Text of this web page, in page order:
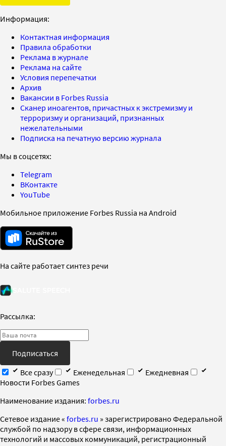
Информация:
Контактная информация
Правила обработки
Реклама в журнале
Реклама на сайте
Условия перепечатки
Архив
Вакансии в Forbes Russia
Сканер иноагентов, причастных к экстремизму и
терроризму и организаций, признанных
нежелательными
Подписка на печатную версию журнала
Мы в соцсетях:
Telegram
ВКонтакте
YouTube
Мобильное приложение Forbes Russia на Android
На сайте работает синтез речи
Рассылка:
Подписаться
Все сразу
Еженедельная
Ежедневная
Новости Forbes Games
Наименование издания: forbes.ru
Cетевое издание « forbes.ru » зарегистрировано Федеральной
службой по надзору в сфере связи, информационных
технологий и массовых коммуникаций, регистрационный